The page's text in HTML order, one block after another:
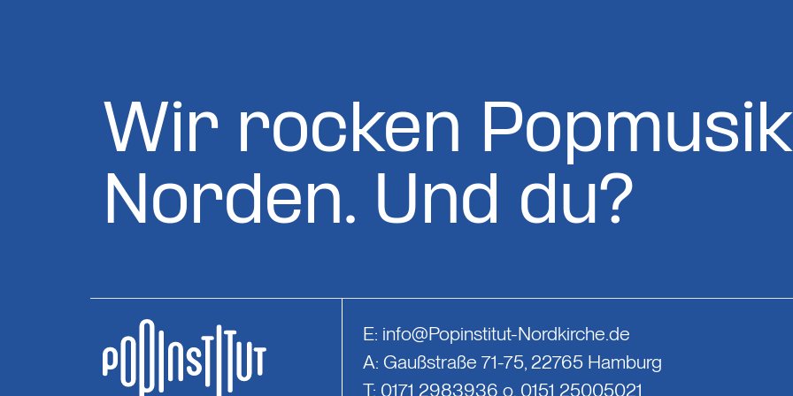
Wir rocken
Norden. Und du?
E: info@Popinstitut-Nordkirche.de
A: Gaußstraße 71-75, 22765 Hamburg
T: 0171 2983936 o. 0151 25005021